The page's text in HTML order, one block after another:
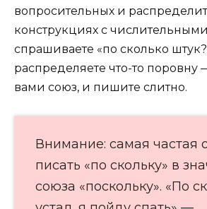
вопросительных и
конструкциях с
спрашиваете «по сколько
распределяете что-то поровну
вами союз, и пишите слитно.
Внимание: самая
писать «по скольку» в
союза «поскольку». «По